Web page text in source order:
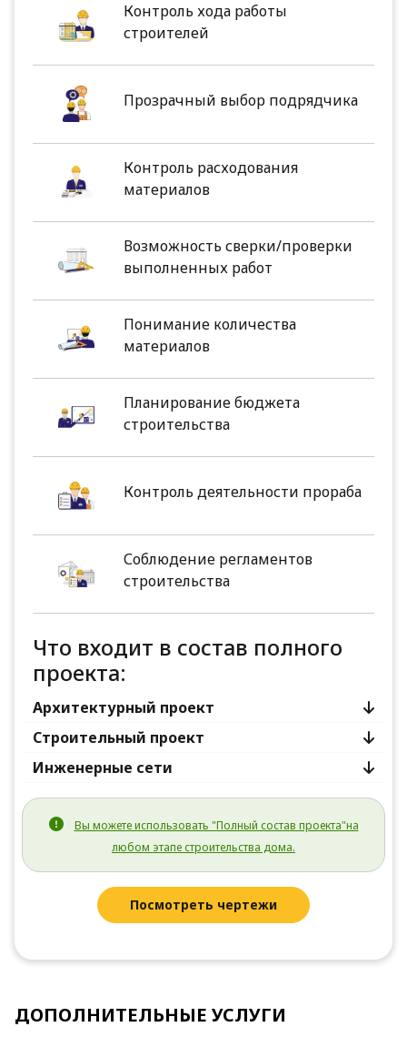
Контроль хода работы
строителей
Прозрачный выбор подрядчика
Контроль расходования
материалов
Возможность сверки/проверки
выполненных работ
Понимание количества
материалов
Планирование бюджета
строительства
Контроль деятельности прораба
Соблюдение регламентов
строительства
Что входит в состав полного
проекта:
Архитектурный проект
Строительный проект
Инженерные сети
Вы можете использовать "Полный состав проекта"на
любом этапе строительства дома.
Посмотреть чертежи
ДОПОЛНИТЕЛЬНЫЕ УСЛУГИ